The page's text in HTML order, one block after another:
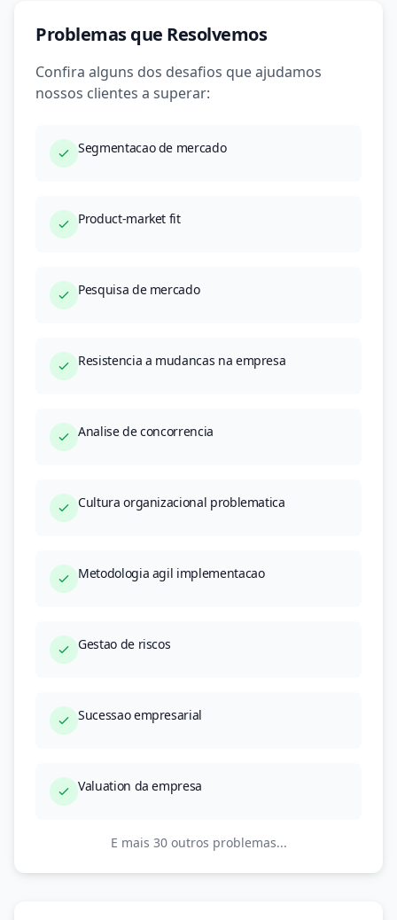
Problemas que Resolvemos
Confira alguns dos desafios que ajudamos
nossos clientes a superar:
Segmentacao de mercado
Product-market fit
Pesquisa de mercado
Resistencia a mudancas na empresa
Analise de concorrencia
Cultura organizacional problematica
Metodologia agil implementacao
Gestao de riscos
Sucessao empresarial
Valuation da empresa
E mais 30 outros problemas...